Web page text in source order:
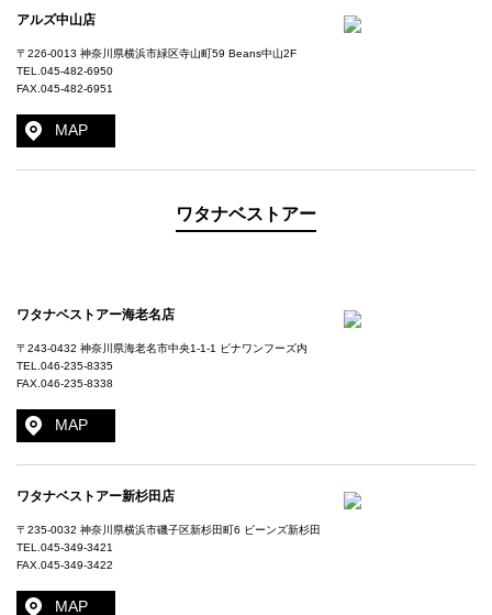
アルズ中山店
〒226-0013 神奈川県横浜市緑区寺山町59 Beans中山2F
TEL. 045-482-6950
FAX.045-482-6951
MAP
ワタナベストアー
ワタナベストアー海老名店
〒243-0432 神奈川県海老名市中央1-1-1 ビナワンフーズ内
TEL. 046-235-8335
FAX.046-235-8338
MAP
ワタナベストアー新杉田店
〒235-0032 神奈川県横浜市磯子区新杉田町6 ビーンズ新杉田
TEL. 045-349-3421
FAX.045-349-3422
MAP